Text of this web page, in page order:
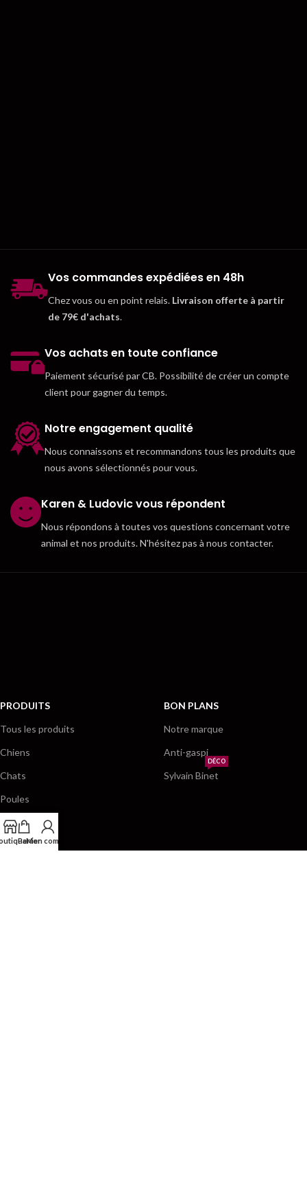
Vos commandes expédiées en 48h
Chez vous ou en point relais. Livraison offerte à partir
de 79€ d'achats.
Vos achats en toute confiance
Paiement sécurisé par CB. Possibilité de créer un compte
client pour gagner du temps.
Notre engagement qualité
Nous connaissons et recommandons tous les produits que
nous avons sélectionnés pour vous.
Karen & Ludovic vous répondent
Nous répondons à toutes vos questions concernant votre
animal et nos produits. N'hésitez pas à nous contacter.
PRODUITS
Tous les produits
Chiens
Chats
Poules
NAC
Par marques
BON PLANS
Notre marque
Anti-gaspi
Sylvain Binet
DÉCO
Panier
Mon compte